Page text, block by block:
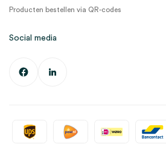
Producten bestellen via QR-codes
Social media